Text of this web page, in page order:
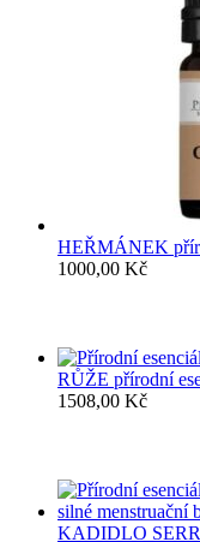
HEŘMÁNEK
1000,00 Kč
RŮŽE přírodní
1508,00 Kč
KADIDLO